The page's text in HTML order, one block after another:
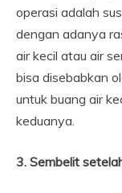
operasi adalah
dengan adanya
air kecil atau air
bisa disebabkan
untuk buang air
keduanya.
3. Sembelit